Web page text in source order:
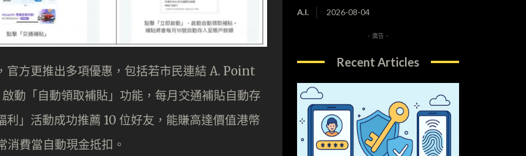
方更推出多項優惠，包括若市民連結 A. Point
動「自動領取補貼」功能，每月交通補貼自動存
」活動成功推薦 10 位好友，能賺高達價值港幣
費當自動現金抵扣。
A.I. 2026-08-04
- 廣告 -
Recent Articles